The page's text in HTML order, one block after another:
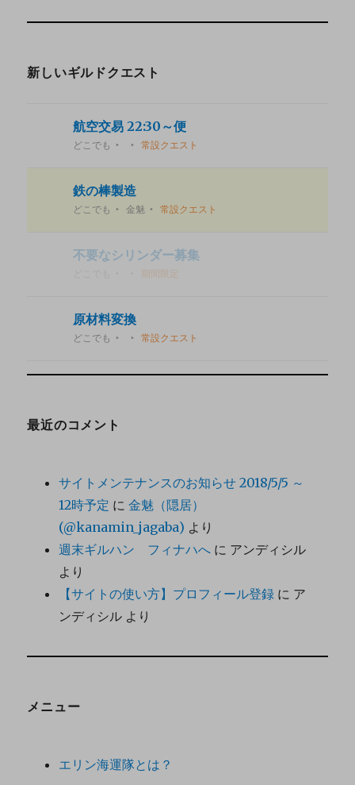
新しいギルドクエスト
航空交易 22:30～便
どこでも 常設クエスト
鉄の棒製造
どこでも 金魅 常設クエスト
不要なシリンダー募集
期間限定
原材料変換
どこでも 常設クエスト
最近のコメント
サイトメンテナンスのお知らせ 2018/5/5 ～
12時予定 に金魅（隠居）
(@kanamin_jagaba) より
週末ギルハン フィナハへ に アンディシル
より
【サイトの使い方】プロフィール登録 に ア
ンディシル より
メニュー
エリン海運隊とは？